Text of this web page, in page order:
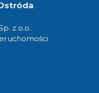
z o.o.